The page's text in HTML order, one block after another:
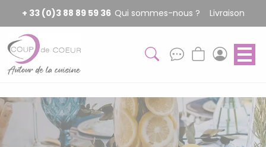
+ 33 (0)3 88 89 59 36 Qui sommes-nous ? Livraison
Panneau de gestion des cookies